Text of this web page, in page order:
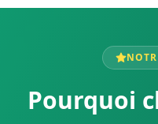
Pourquoi